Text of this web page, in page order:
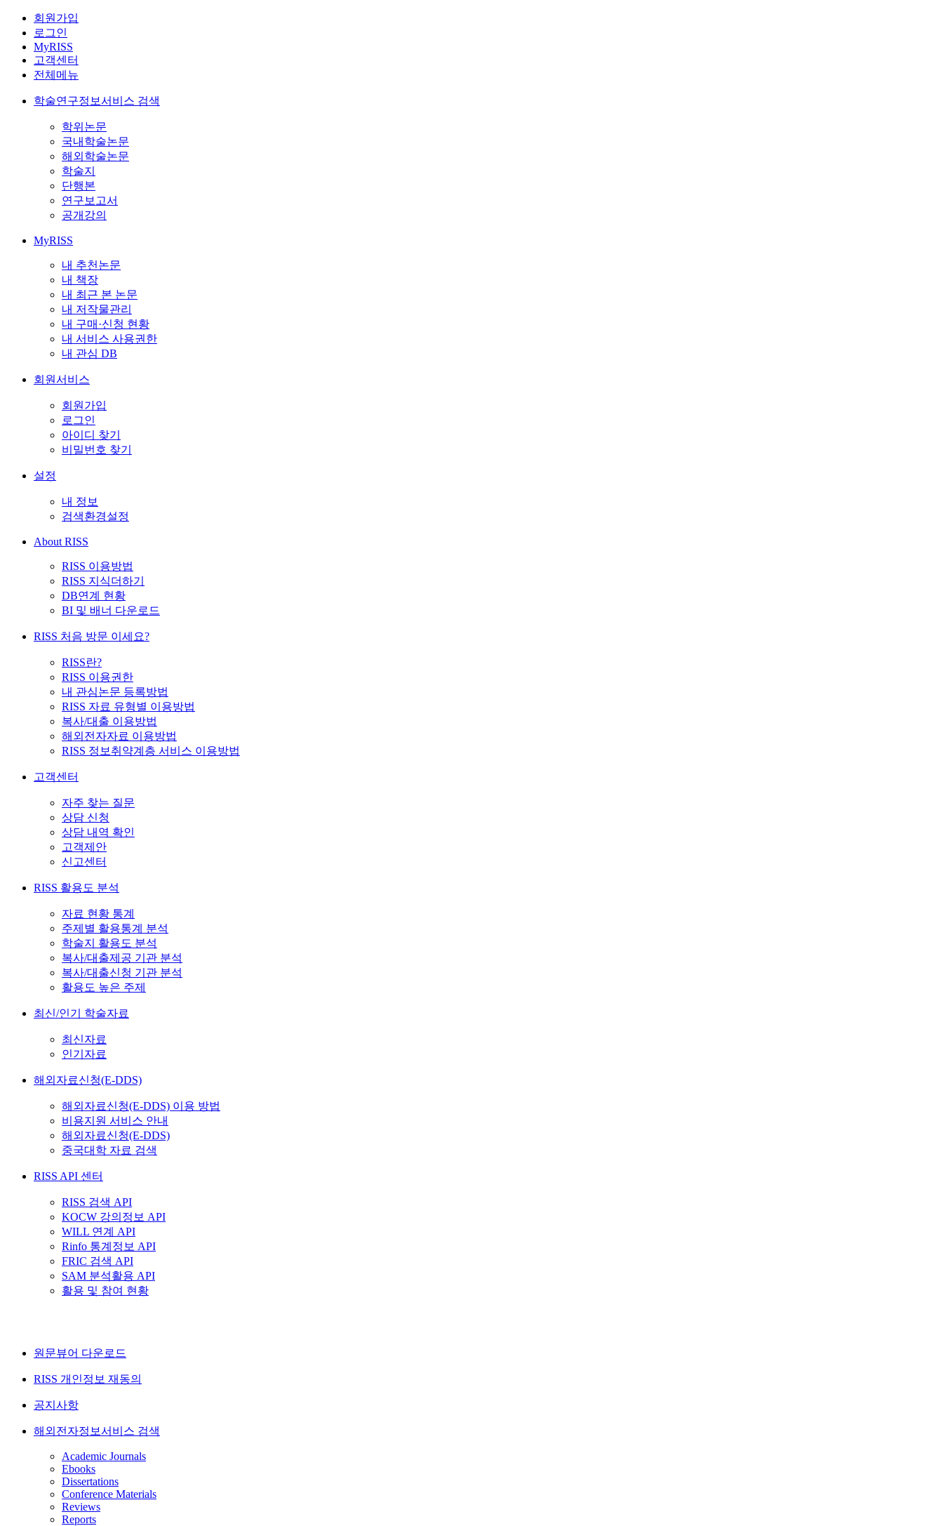
회원가입
로그인
MyRISS
고객센터
전체메뉴
학술연구정보서비스 검색
학위논문
국내학술논문
해외학술논문
학술지
단행본
연구보고서
공개강의
MyRISS
내 추천논문
내 책장
내 최근 본 논문
내 저작물관리
내 구매·신청 현황
내 서비스 사용권한
내 관심 DB
회원서비스
회원가입
로그인
아이디 찾기
비밀번호 찾기
설정
내 정보
검색환경설정
About RISS
RISS 이용방법
RISS 지식더하기
DB연계 현황
BI 및 배너 다운로드
RISS 처음 방문 이세요?
RISS란?
RISS 이용권한
내 관심논문 등록방법
RISS 자료 유형별 이용방법
복사/대출 이용방법
해외전자자료 이용방법
RISS 정보취약계층 서비스 이용방법
고객센터
자주 찾는 질문
상담 신청
상담 내역 확인
고객제안
신고센터
RISS 활용도 분석
자료 현황 통계
주제별 활용통계 분석
학술지 활용도 분석
복사/대출제공 기관 분석
복사/대출신청 기관 분석
활용도 높은 주제
최신/인기 학술자료
최신자료
인기자료
해외자료신청(E-DDS)
해외자료신청(E-DDS) 이용 방법
비용지원 서비스 안내
해외자료신청(E-DDS)
중국대학 자료 검색
RISS API 센터
RISS 검색 API
KOCW 강의정보 API
WILL 연계 API
Rinfo 통계정보 API
FRIC 검색 API
SAM 분석활용 API
활용 및 참여 현황
원문뷰어 다운로드
RISS 개인정보 재동의
공지사항
해외전자정보서비스 검색
Academic Journals
Ebooks
Dissertations
Conference Materials
Reviews
Reports